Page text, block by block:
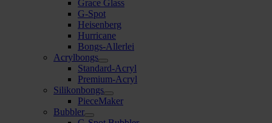
Grace Glass
G-Spot
Heisenberg
Hurricane
Bongs-Allerlei
Acrylbongs
Standard-Acryl
Premium-Acryl
Silikonbongs
PieceMaker
Bubbler